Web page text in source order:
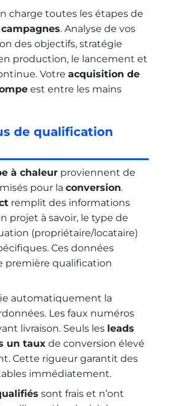
charge toutes les étapes de
campagnes. Analyse de vos
des objectifs, stratégie
production, le lancement et
Votreacquisition de
est entre les mains
de qualification
à chaleur proviennent de
pour laconversion.
remplit des informations
projet à savoir, le type de
(propriétaire/locataire)
Ces données
qualification
automatiquement la
Les faux numéros
livraison. Seuls les leads
un taux de conversion élevé
Cette rigueur garantit des
immédiatement.
sont frais et n’ont